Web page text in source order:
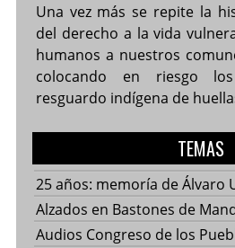
Una vez más se repite la
del derecho a la vida
humanos a nuestros
colocando en riesgo
resguardo indígena de
TEMAS
25 años: memoría de Álvaro
Alzados en Bastones de
Audios Congreso de los